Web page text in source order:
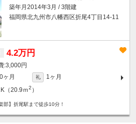
築年月2014年3月 / 3階建
福岡県北九州市八幡西区折尾4丁目14-11
4.2万円
3,000円
0ヶ月 礼
1ヶ月
（20.9ｍ2 ）
部】折尾駅まで徒歩10分！